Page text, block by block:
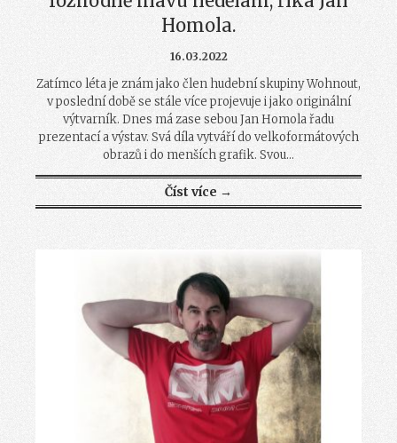
Homola.
16.03.2022
Zatímco léta je znám jako člen hudební skupiny Wohnout,
v poslední době se stále více projevuje i jako originální
výtvarník. Dnes má zase sebou Jan Homola řadu
prezentací a výstav. Svá díla vytváří do velkoformátových
obrazů i do menších grafik. Svou...
Číst více →